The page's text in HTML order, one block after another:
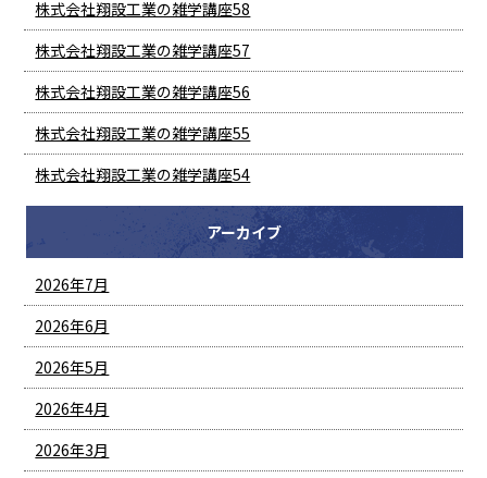
株式会社翔設工業の雑学講座58
株式会社翔設工業の雑学講座57
株式会社翔設工業の雑学講座56
株式会社翔設工業の雑学講座55
株式会社翔設工業の雑学講座54
アーカイブ
2026年7月
2026年6月
2026年5月
2026年4月
2026年3月